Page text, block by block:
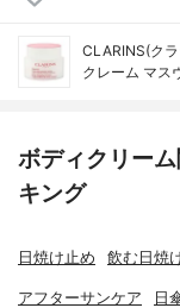
CLARINS(ク
クレーム マス
ボディクリー
キング
日焼け止め 飲む日焼
アフターサンケア 日